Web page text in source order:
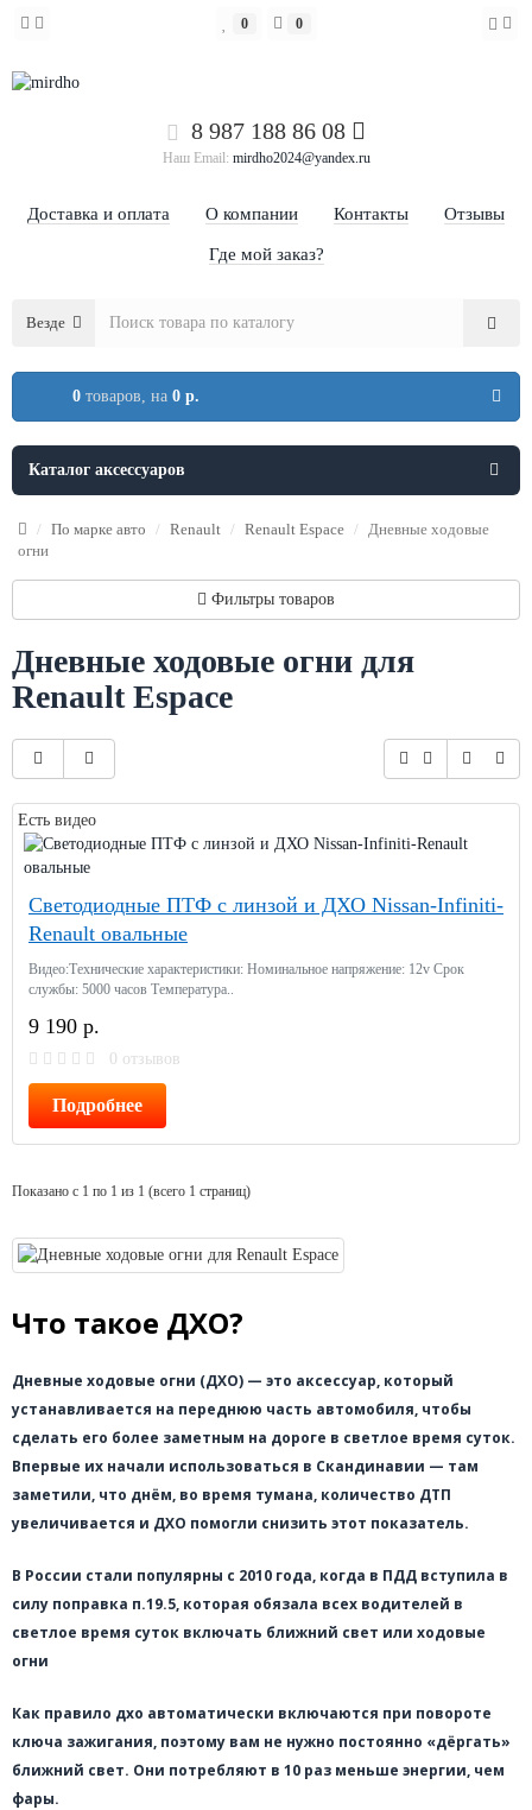
0 0
8 987 188 86 08
Наш Email: mirdho2024@yandex.ru
Доставка и оплата О компании Контакты Отзывы
Где мой заказ?
Везде
0 товаров, на 0 р.
Каталог аксессуаров
По марке авто Renault Renault Espace
Дневные ходовые
огни
Фильтры товаров
Дневные ходовые огни для
Renault Espace
Есть видео
Светодиодные ПТФ с линзой и ДХО Nissan-Infiniti-
Renault овальные
Видео:Технические характеристики: Номинальное напряжение: 12v Срок
службы: 5000 часов Температура..
9 190 р.
0 отзывов
Подробнее
Показано с 1 по 1 из 1 (всего 1 страниц)
Что такое ДХО?
Дневные ходовые огни (ДХО) — это аксессуар, который
устанавливается на переднюю часть автомобиля, чтобы
сделать его более заметным на дороге в светлое время суток.
Впервые их начали использоваться в Скандинавии — там
заметили, что днём, во время тумана, количество ДТП
увеличивается и ДХО помогли снизить этот показатель.
В России стали популярны с 2010 года, когда в ПДД вступила в
силу поправка п.19.5, которая обязала всех водителей в
светлое время суток включать ближний свет или ходовые
огни
Как правило дхо автоматически включаются при повороте
ключа зажигания, поэтому вам не нужно постоянно «дёргать»
ближний свет. Они потребляют в 10 раз меньше энергии, чем
фары.